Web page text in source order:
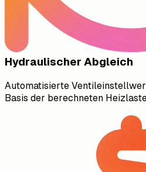
Hydraulischer Abgleich
Automatisierte
Basis der berechneten